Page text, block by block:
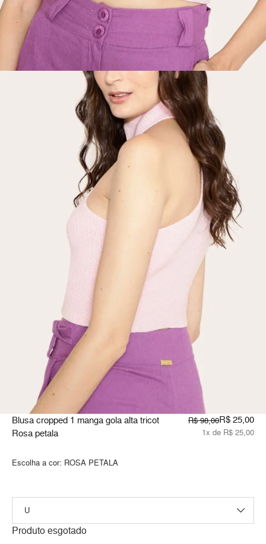
Blusa cropped 1 manga gola alta tricot
Rosa petala
R$ 98,00R$ 25,00
1x de R$ 25,00
Escolha a cor: ROSA PETALA
Produto esgotado